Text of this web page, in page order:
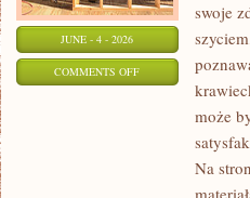
JUNE - 4 - 2026
COMMENTS OFFON
PRZERÓBKI
swoje
może
Na